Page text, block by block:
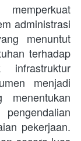
administrasi
menuntut
terhadap
infrastruktur
menjadi
pekerjaan.